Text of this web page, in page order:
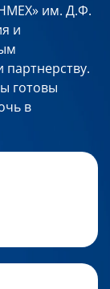
им. Д.Ф.
и
готовы
в